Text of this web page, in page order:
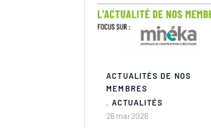
ACTUALITÉS DE NOS
MEMBRES
, ACTUALITÉS
26 mai 2026